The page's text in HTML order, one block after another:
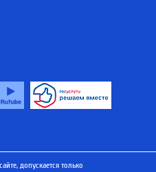
допускается только